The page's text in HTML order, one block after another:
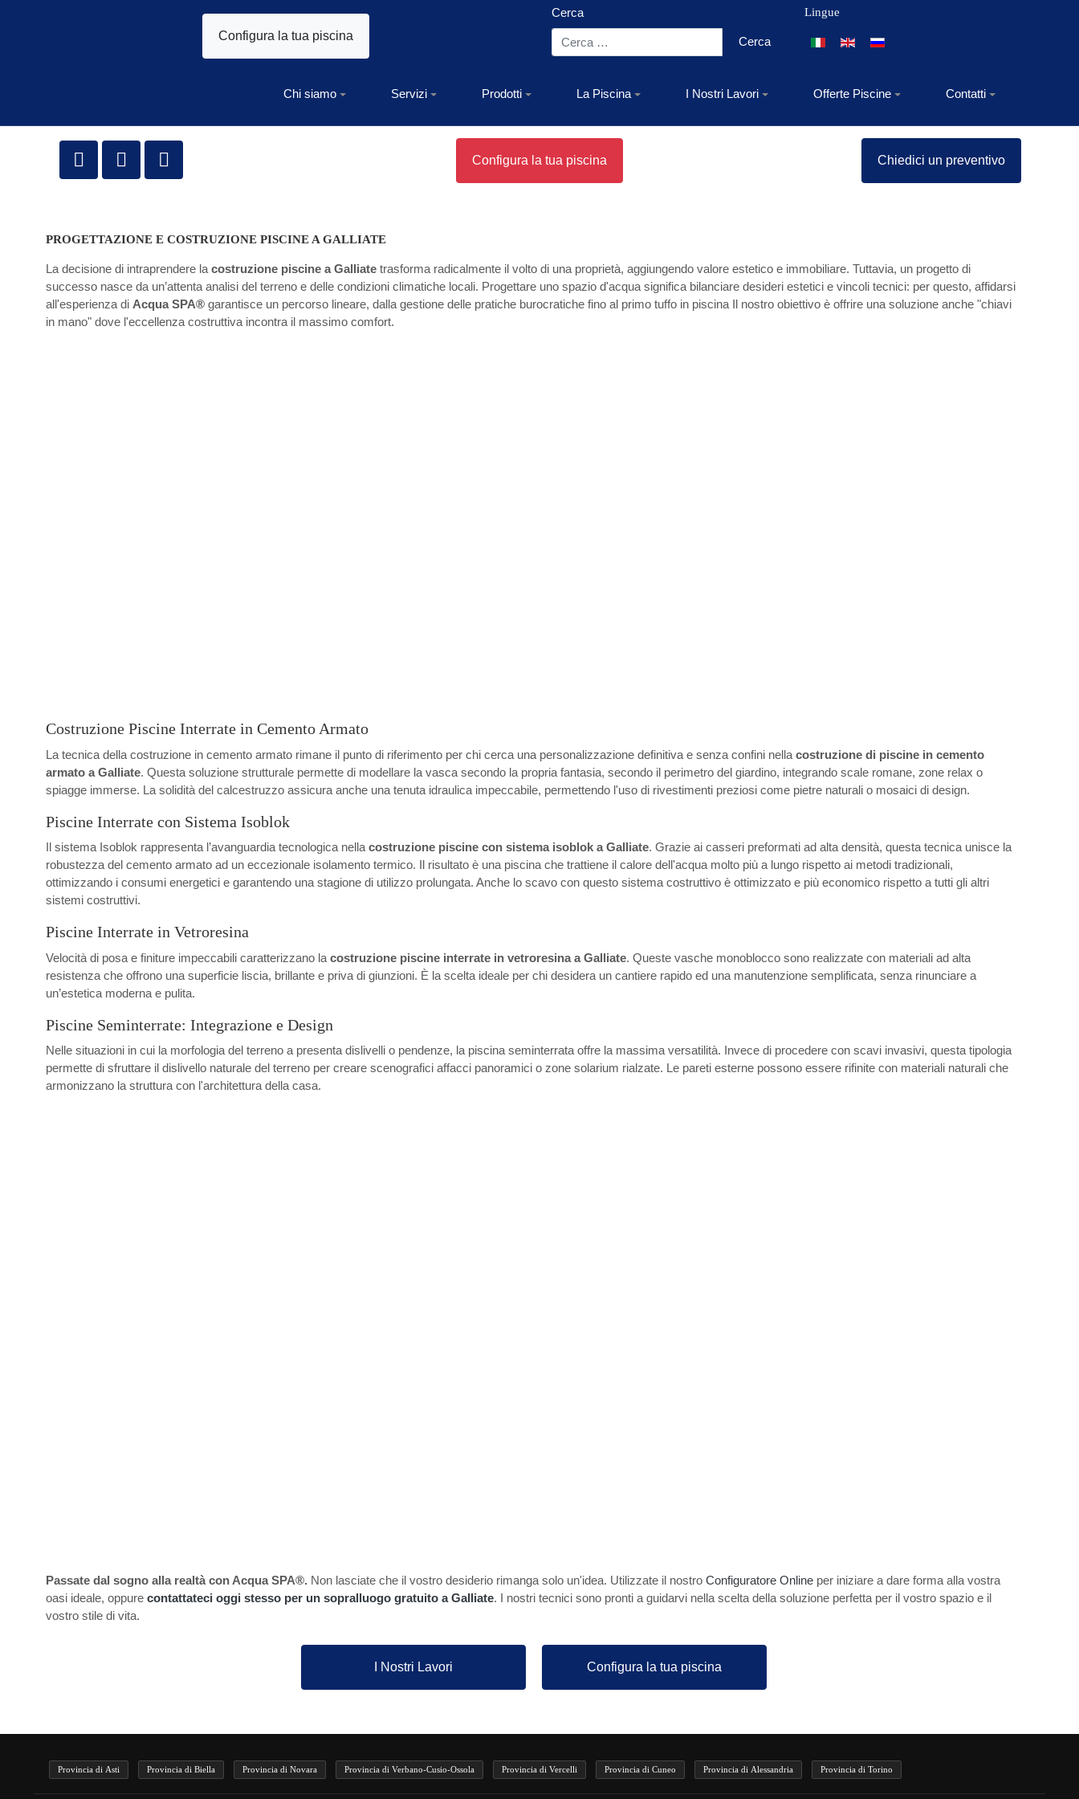
Configura la tua piscina
Cerca
Cerca
Lingue
Seleziona la tua lingua
Chi siamo Servizi Prodotti La Piscina I Nostri Lavori Offerte Piscine Contatti
Configura la tua piscina Chiedici un preventivo
PROGETTAZIONE E COSTRUZIONE PISCINE A GALLIATE
La decisione di intraprendere la costruzione piscine a Galliate trasforma radicalmente il volto di una proprietà, aggiungendo valore estetico e immobiliare. Tuttavia, un progetto di
successo nasce da un’attenta analisi del terreno e delle condizioni climatiche locali. Progettare uno spazio d'acqua significa bilanciare desideri estetici e vincoli tecnici: per questo, affidarsi
all'esperienza di Acqua SPA® garantisce un percorso lineare, dalla gestione delle pratiche burocratiche fino al primo tuffo in piscina Il nostro obiettivo è offrire una soluzione anche "chiavi
in mano" dove l'eccellenza costruttiva incontra il massimo comfort.
Costruzione Piscine Interrate in Cemento Armato
La tecnica della costruzione in cemento armato rimane il punto di riferimento per chi cerca una personalizzazione definitiva e senza confini nella costruzione di piscine in cemento
armato a Galliate. Questa soluzione strutturale permette di modellare la vasca secondo la propria fantasia, secondo il perimetro del giardino, integrando scale romane, zone relax o
spiagge immerse. La solidità del calcestruzzo assicura anche una tenuta idraulica impeccabile, permettendo l'uso di rivestimenti preziosi come pietre naturali o mosaici di design.
Piscine Interrate con Sistema Isoblok
Il sistema Isoblok rappresenta l’avanguardia tecnologica nella costruzione piscine con sistema isoblok a Galliate. Grazie ai casseri preformati ad alta densità, questa tecnica unisce la
robustezza del cemento armato ad un eccezionale isolamento termico. Il risultato è una piscina che trattiene il calore dell'acqua molto più a lungo rispetto ai metodi tradizionali,
ottimizzando i consumi energetici e garantendo una stagione di utilizzo prolungata. Anche lo scavo con questo sistema costruttivo è ottimizzato e più economico rispetto a tutti gli altri
sistemi costruttivi.
Piscine Interrate in Vetroresina
Velocità di posa e finiture impeccabili caratterizzano la costruzione piscine interrate in vetroresina a Galliate. Queste vasche monoblocco sono realizzate con materiali ad alta
resistenza che offrono una superficie liscia, brillante e priva di giunzioni. È la scelta ideale per chi desidera un cantiere rapido ed una manutenzione semplificata, senza rinunciare a
un’estetica moderna e pulita.
Piscine Seminterrate: Integrazione e Design
Nelle situazioni in cui la morfologia del terreno a presenta dislivelli o pendenze, la piscina seminterrata offre la massima versatilità. Invece di procedere con scavi invasivi, questa tipologia
permette di sfruttare il dislivello naturale del terreno per creare scenografici affacci panoramici o zone solarium rialzate. Le pareti esterne possono essere rifinite con materiali naturali che
armonizzano la struttura con l'architettura della casa.
Passate dal sogno alla realtà con Acqua SPA®. Non lasciate che il vostro desiderio rimanga solo un'idea. Utilizzate il nostro Configuratore Online per iniziare a dare forma alla vostra
oasi ideale, oppure contattateci oggi stesso per un sopralluogo gratuito a Galliate. I nostri tecnici sono pronti a guidarvi nella scelta della soluzione perfetta per il vostro spazio e il
vostro stile di vita.
I Nostri Lavori Configura la tua piscina
Provincia di Asti Provincia di Biella Provincia di Novara Provincia di Verbano-Cusio-Ossola Provincia di Vercelli Provincia di Cuneo Provincia di Alessandria Provincia di Torino